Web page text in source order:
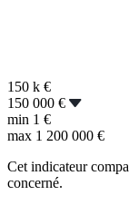
150 k €
150 000 €
min 1 €
max 1 200 000 €
Cet indicateur
concerné.